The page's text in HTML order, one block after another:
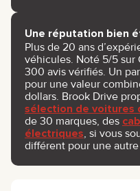
Une réputation bien
Plus de 20 ans
véhicules. Noté 5/5 sur
300 avis vérifiés. Un
pour une valeur
dollars. Brook Drive
sélection de voitures
de 30 marques, des
électriques, si vous
différent pour une